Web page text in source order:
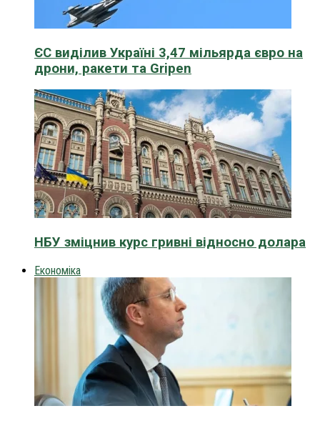
ЄС виділив Україні 3,47 мільярда євро на
дрони, ракети та Gripen
НБУ зміцнив курс гривні відносно долара
Економіка